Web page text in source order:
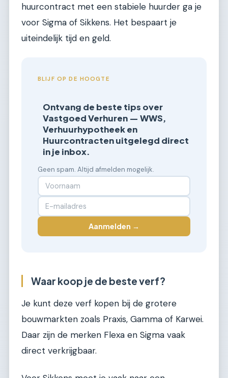
huurcontract met een stabiele huurder ga je
voor Sigma of Sikkens. Het bespaart je
uiteindelijk tijd en geld.
BLIJF OP DE HOOGTE
Ontvang de beste tips over
Vastgoed Verhuren — WWS,
Verhuurhypotheek en
Huurcontracten uitgelegd direct
in je inbox.
Geen spam. Altijd afmelden mogelijk.
Aanmelden →
Waar koop je de beste verf?
Je kunt deze verf kopen bij de grotere
bouwmarkten zoals Praxis, Gamma of Karwei.
Daar zijn de merken Flexa en Sigma vaak
direct verkrijgbaar.